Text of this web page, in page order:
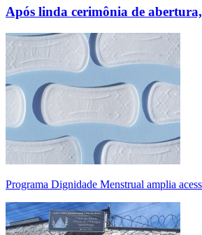
Após linda cerimônia de
Programa Dignidade Menstrual amplia